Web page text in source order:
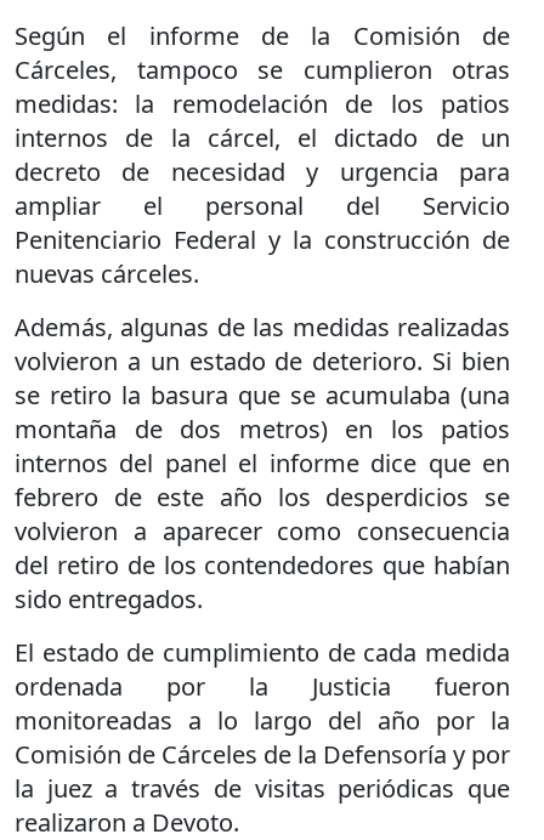
Según el informe de la Comisión de
Cárceles, tampoco se cumplieron otras
medidas: la remodelación de los patios
internos de la cárcel, el dictado de un
decreto de necesidad y urgencia para
ampliar el personal del Servicio
Penitenciario Federal y la construcción de
nuevas cárceles.
Además, algunas de las medidas realizadas
volvieron a un estado de deterioro. Si bien
se retiro la basura que se acumulaba (una
montaña de dos metros) en los patios
internos del panel el informe dice que en
febrero de este año los desperdicios se
volvieron a aparecer como consecuencia
del retiro de los contendedores que habían
sido entregados.
El estado de cumplimiento de cada medida
ordenada por la Justicia fueron
monitoreadas a lo largo del año por la
Comisión de Cárceles de la Defensoría y por
la juez a través de visitas periódicas que
realizaron a Devoto.